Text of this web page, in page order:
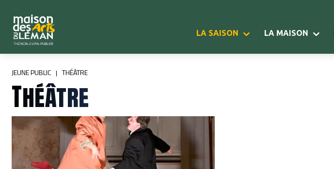
LA SAISON LA MAISON
JEUNE PUBLIC THÉÂTRE
Théâtre